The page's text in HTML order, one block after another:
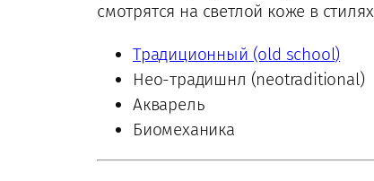
смотрятся на светлой коже в
Традиционный (old school)
Нeo-традишнл (neotraditional)
Акварель
Биомеханика